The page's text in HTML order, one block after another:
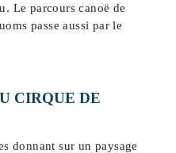
Le parcours canoë de
passe aussi par le
CIRQUE DE
donnant sur un paysage